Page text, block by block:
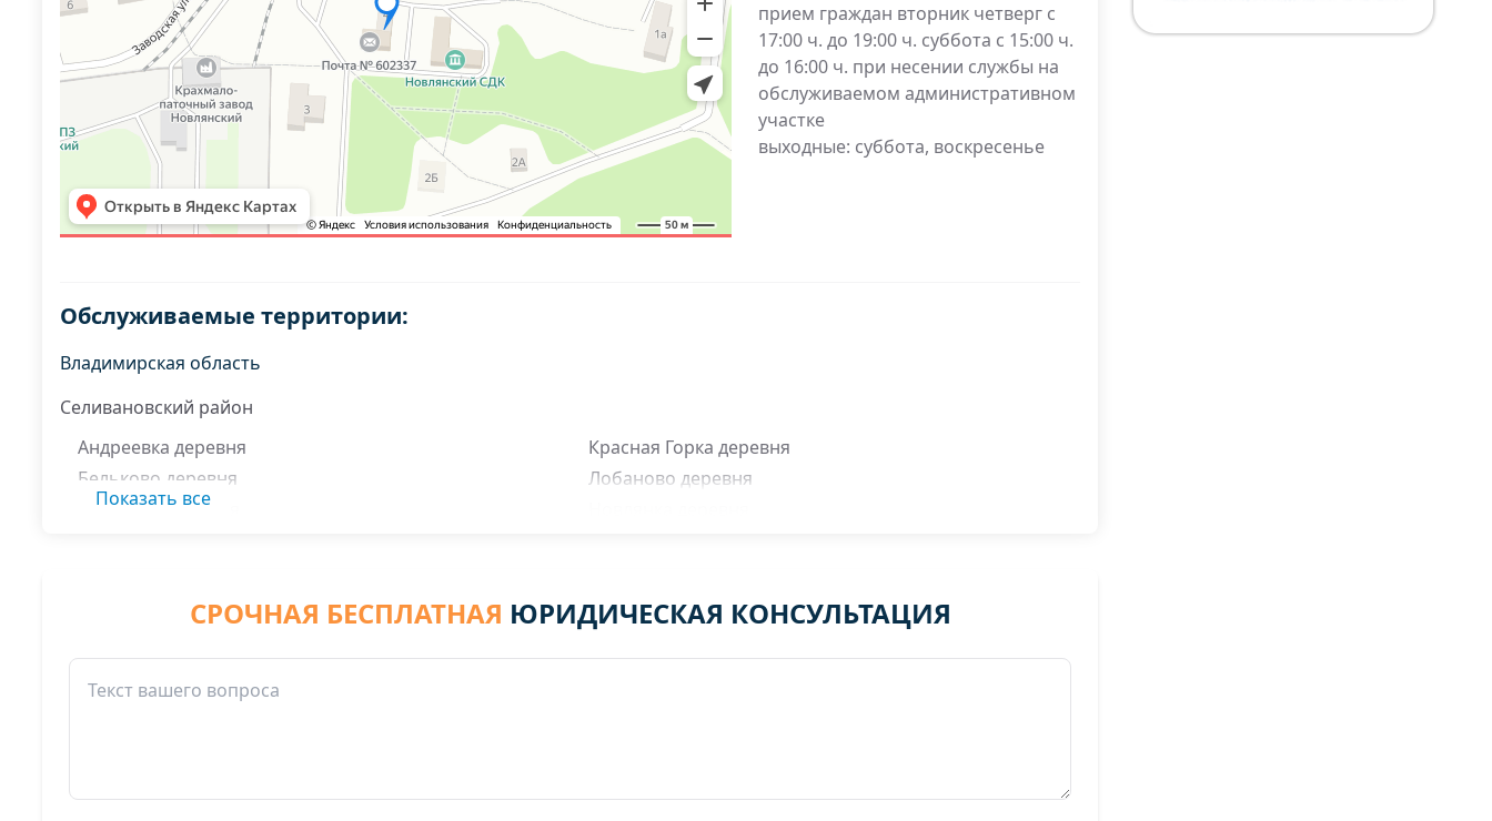
прием граждан вторник четверг с
17:00 ч. до 19:00 ч. суббота с 15:00 ч.
до 16:00 ч. при несении службы на
обслуживаемом административном
участке
выходные: суббота, воскресенье
Обслуживаемые территории:
Владимирская область
Селивановский район
Андреевка деревня
Бельково деревня
Высоково деревня
Знаменка деревня
Красная Горка деревня
Лобаново деревня
Хвосцово деревня
Показать все
СРОЧНАЯ БЕСПЛАТНАЯ ЮРИДИЧЕСКАЯ КОНСУЛЬТАЦИЯ